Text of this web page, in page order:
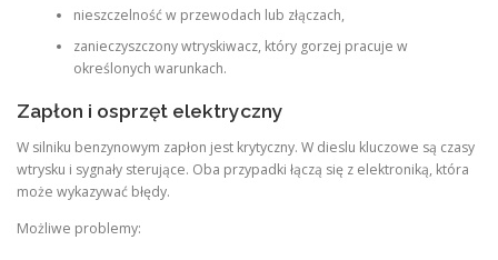
nieszczelność w przewodach lub złączach,
zanieczyszczony wtryskiwacz, który gorzej pracuje w
określonych warunkach.
Zapłon i osprzęt elektryczny
W silniku benzynowym zapłon jest krytyczny. W dieslu kluczowe są czasy
wtrysku i sygnały sterujące. Oba przypadki łączą się z elektroniką, która
może wykazywać błędy.
Możliwe problemy: